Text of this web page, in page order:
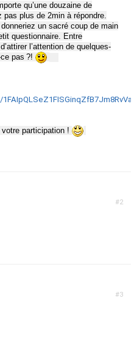
qu’une douzaine de
plus de 2min à répondre.
un sacré coup de main
questionnaire. Entre
l’attention de quelques-
pas ?!
votre participation !
#2
#3